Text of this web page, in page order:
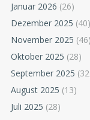
Januar 2026 (26)
Dezember 2025 (40)
November 2025 (46)
Oktober 2025 (28)
September 2025
August 2025 (13)
Juli 2025 (28)